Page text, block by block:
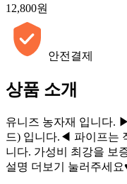
12,800원
안전결제
상품 소개
유니즈 농자재 입니다.
드) 입니다.◀ 파이프는
니다. 가성비 최강을 보
설명 더보기 눌러주세